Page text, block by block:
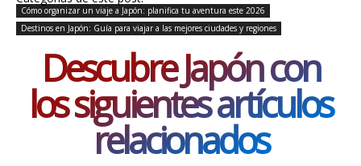
Cómo organizar un viaje a Japón: planifica tu aventura este 2026
Destinos en Japón: Guía para viajar a las mejores ciudades y regiones
Descubre Japón con
los siguientes artículos
relacionados